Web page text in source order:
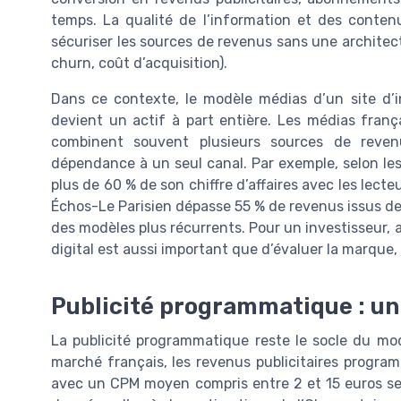
temps. La qualité de l’information et des
sécuriser les sources de revenus sans une
churn, coût d’acquisition).
Dans ce contexte, le modèle médias d’un site
devient un actif à part entière. Les médias
combinent souvent plusieurs sources de
dépendance à un seul canal. Par exemple, selon
plus de 60 % de son chiffre d’affaires avec les
Échos-Le Parisien dépasse 55 % de revenus issus
des modèles plus récurrents. Pour un
digital est aussi important que d’évaluer la
Publicité programmatique :
La publicité programmatique reste le socle du
marché français, les revenus publicitaires
avec un CPM moyen compris entre 2 et 15